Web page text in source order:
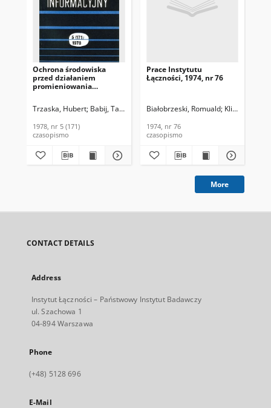
Ochrona środowiska
przed działaniem
promieniowania
1978, nr 5 (171)
Trzaska, Hubert Babij, Tadeusz M.
1978, nr 5 (171)
czasopismo
Prace Instytutu
Łączności, 1974, nr 76
Białobrzeski, Romuald Klimkiewicz,
1974, nr 76
czasopismo
More
CONTACT DETAILS
Address
Instytut Łączności – Państwowy Instytut Badawczy
ul. Szachowa 1
04-894 Warszawa
Phone
(+48) 5128 696
E-Mail